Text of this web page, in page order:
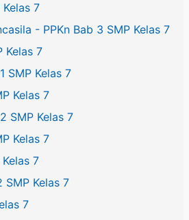
Kelas 7
- PPKn Bab 3 SMP Kelas 7
Kelas 7
SMP Kelas 7
Kelas 7
SMP Kelas 7
Kelas 7
7
SMP Kelas 7
7